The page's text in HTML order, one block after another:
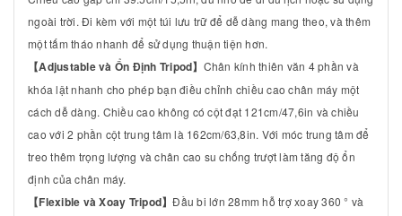
ngoài trời. Đi kèm với một túi lưu trữ để dễ dàng mang theo, và thêm
một tấm tháo nhanh để sử dụng thuận tiện hơn.
【Adjustable và Ổn Định Tripod】 Chân kính thiên văn 4 phần và
khóa lật nhanh cho phép bạn điều chỉnh chiều cao chân máy một
cách dễ dàng. Chiều cao không có cột đạt 121cm/47,6in và chiều
cao với 2 phần cột trung tâm là 162cm/63,8in. Với móc trung tâm để
treo thêm trọng lượng và chân cao su chống trượt làm tăng độ ổn
định của chân máy.
【Flexible và Xoay Tripod】Đầu bi lớn 28mm hỗ trợ xoay 360 ° và